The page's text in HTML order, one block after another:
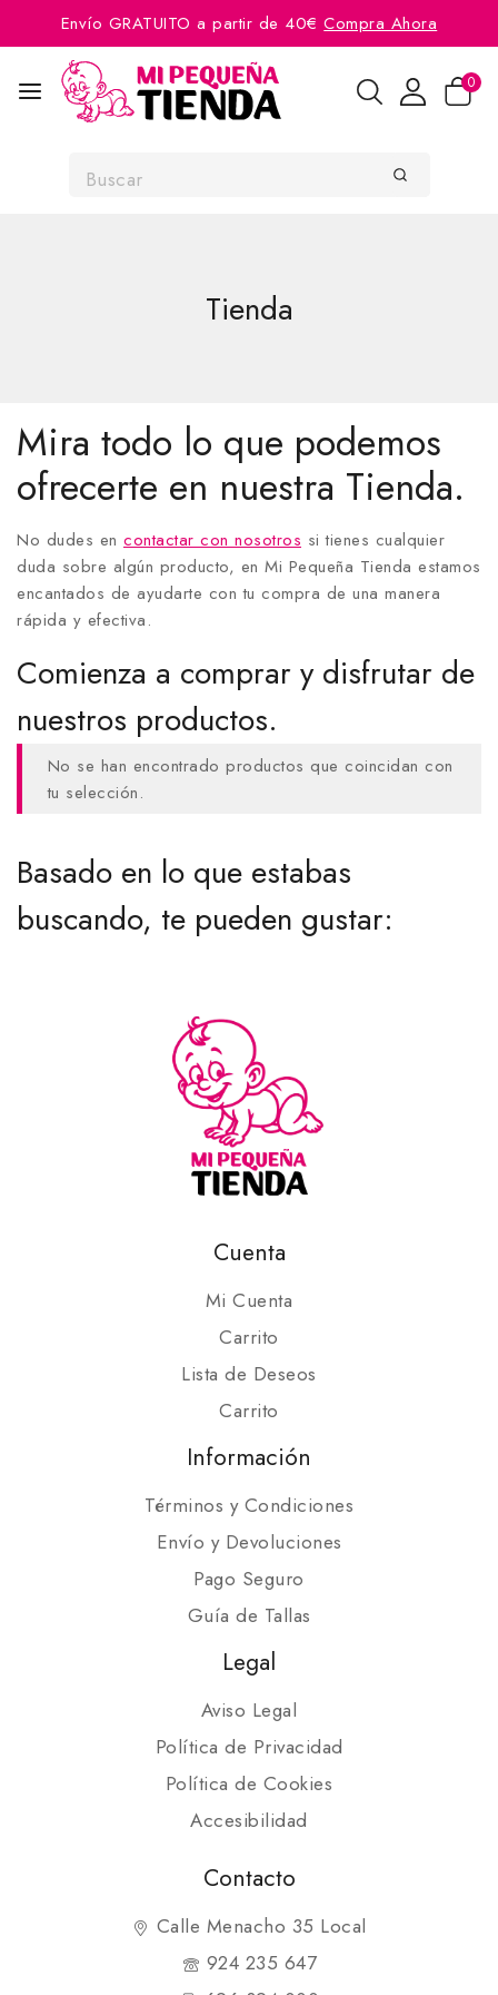
Envío GRATUITO a partir de 40€Compra Ahora
0
Tienda
Mira todo lo que podemos
ofrecerte en nuestra Tienda.
No dudes en contactar con nosotros si tienes cualquier
duda sobre algún producto, en Mi Pequeña Tienda estamos
encantados de ayudarte con tu compra de una manera
rápida y efectiva.
Comienza a comprar y disfrutar de
nuestros productos.
No se han encontrado productos que coincidan con
tu selección.
Basado en lo que estabas
buscando, te pueden gustar:
Cuenta
Mi Cuenta
Carrito
Lista de Deseos
Carrito
Información
Términos y Condiciones
Envío y Devoluciones
Pago Seguro
Guía de Tallas
Legal
Aviso Legal
Política de Privacidad
Política de Cookies
Accesibilidad
Contacto
Calle Menacho 35 Local
924 235 647